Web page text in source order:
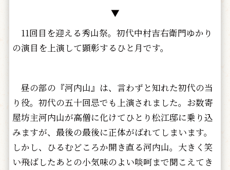
▼
11回目を迎える秀山祭。初代中村吉右衛門ゆかり
の演目を上演して顕彰するひと月です。
昼の部の『河内山』は、言わずと知れた初代の当
り役。初代の五十回忌でも上演されました。お数寄
屋坊主河内山が高僧に化けてひとり松江邸に乗り込
みますが、最後の最後に正体がばれてしまいます。
しかし、ひるむどころか開き直る河内山。大きく笑
い飛ばしたあとの小気味のよい啖呵まで聞こえてき